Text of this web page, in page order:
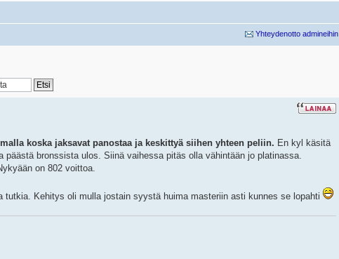
Yhteydenotto admineihin
koska jaksavat panostaa ja keskittyä siihen yhteen peliin. En kyl käsitä
päästä bronssista ulos. Siinä vaihessa pitäs olla vähintään jo platinassa.
on 802 voittoa.
tutkia. Kehitys oli mulla jostain syystä huima masteriin asti kunnes se lopahti